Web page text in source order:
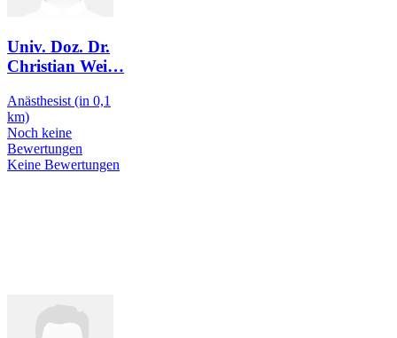
Univ. Doz. Dr.
Christian Wei…
Anästhesist (in 0,1
km)
Noch keine
Bewertungen
Keine Bewertungen